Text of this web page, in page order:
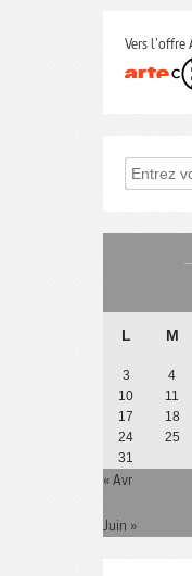
Vers l'offre
L M
3
4
10
11
17
18
24
25
31
« Avr
Juin »